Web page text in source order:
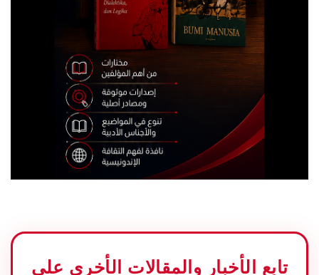
تابع الأخبار والمقالات الأخرى على